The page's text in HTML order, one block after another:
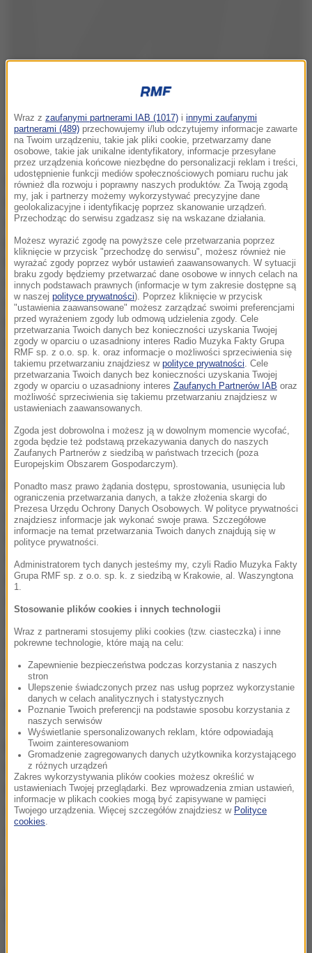
Waszyngtoński dziennik pisze w wyjątkowo długim
artykule redakcyjnym, że choć zwyczaj nakazuje
zaczekać z takimi ocenami kandydatów na
prezydenta do jesieni, to niekompetencja, arogancja,
kłamliwe usposobienie i temperament Trumpa każą
ostrzec przed nim czytelników natychmiast po
oficjalnym nominowaniu go przez Partię
Republikańską.Jego pogarda dla norm
konstytucyjnych może sprawić, że liczący dwa wieki
eksperyment (demokratycznych) mechanizmów
kontroli i równowagi (checks and balances") okaże się
bardziej kruchy niż przewidywaliśmy- ostrzega
"WP". Polityka oczerniania i dzielenia, jaką uprawia
Trump, może nadwerężyć więzi, które trzymały razem
ten różnorodny naród -czytamy w artykule
redakcyjnym.
Nic w curriculum vitae Trumpa nie pozwala sądzić, że
byłby on w stanie sprawnie funkcjonować w
Waszyngtonie. Został on umieszczony w rodzinnym
biznesie przez zamożnego ojca i kontynuował
epizodów, w których ratował on własną skórę
niszcząc ludzi, którzy mu zaufali -kontynuuje "WP".
Dziennik ostrzega dalej, że kandydat Republikanów
"żywi pogardę dla faktów", posługuje się notorycznie
kłamstwem i trudno powiedzieć, czy sam wierzy w
to, co opowiada, czy też wie, że kłamie, ale się tym
nie przejmuje.Trudno powiedzieć, która z tych cech
okazałaby się bardziej przerażająca u naczelnego
dowódcy sił zbrojnych USA
Wraz z zaufanymi partnerami IAB (1017) i innymi zaufanymi
partnerami (489) przechowujemy i/lub odczytujemy informacje zawarte
na Twoim urządzeniu, takie jak pliki cookie, przetwarzamy dane
osobowe, takie jak unikalne identyfikatory, informacje przesyłane
przez urządzenia końcowe niezbędne do personalizacji reklam i treści,
udostępnienie funkcji mediów społecznościowych pomiaru ruchu jak
również dla rozwoju i poprawny naszych produktów. Za Twoją zgodą
my, jak i partnerzy możemy wykorzystywać precyzyjne dane
geolokalizacyjne i identyfikację poprzez skanowanie urządzeń.
Przechodząc do serwisu zgadzasz się na wskazane działania.
Możesz wyrazić zgodę na powyższe cele przetwarzania poprzez
kliknięcie w przycisk "przechodzę do serwisu", możesz również nie
wyrażać zgody poprzez wybór ustawień zaawansowanych. W sytuacji
braku zgody będziemy przetwarzać dane osobowe w innych celach na
innych podstawach prawnych (informacje w tym zakresie dostępne są
w naszej polityce prywatności). Poprzez kliknięcie w przycisk
"ustawienia zaawansowane" możesz zarządzać swoimi preferencjami
przed wyrażeniem zgody lub odmową udzielenia zgody. Cele
przetwarzania Twoich danych bez konieczności uzyskania Twojej
zgody w oparciu o uzasadniony interes Radio Muzyka Fakty Grupa
RMF sp. z o.o. sp. k. oraz informacje o możliwości sprzeciwienia się
takiemu przetwarzaniu znajdziesz w polityce prywatności . Cele
przetwarzania Twoich danych bez konieczności uzyskania Twojej
zgody w oparciu o uzasadniony interes Zaufanych Partnerów IAB oraz
możliwość sprzeciwienia się takiemu przetwarzaniu znajdziesz w
ustawieniach zaawansowanych.
Zgoda jest dobrowolna i możesz ją w dowolnym momencie wycofać,
zgoda będzie też podstawą przekazywania danych do naszych
Zaufanych Partnerów z siedzibą w państwach trzecich (poza
Europejskim Obszarem Gospodarczym).
Ponadto masz prawo żądania dostępu, sprostowania, usunięcia lub
ograniczenia przetwarzania danych, a także złożenia skargi do
Prezesa Urzędu Ochrony Danych Osobowych. W polityce prywatności
znajdziesz informacje jak wykonać swoje prawa. Szczegółowe
informacje na temat przetwarzania Twoich danych znajdują się w
polityce prywatności.
Administratorem tych danych jesteśmy my, czyli Radio Muzyka Fakty
Grupa RMF sp. z o.o. sp. k. z siedzibą w Krakowie, al. Waszyngtona
1.
Stosowanie plików cookies i innych technologii
Wraz z partnerami stosujemy pliki cookies (tzw. ciasteczka) i inne
pokrewne technologie, które mają na celu:
Zapewnienie bezpieczeństwa podczas korzystania z naszych
stron
Ulepszenie świadczonych przez nas usług poprzez wykorzystanie
danych w celach analitycznych i statystycznych
Poznanie Twoich preferencji na podstawie sposobu korzystania z
naszych serwisów
Wyświetlanie spersonalizowanych reklam, które odpowiadają
Twoim zainteresowaniom
Gromadzenie zagregowanych danych użytkownika korzystającego
z różnych urządzeń
Zakres wykorzystywania plików cookies możesz określić w
ustawieniach Twojej przeglądarki. Bez wprowadzenia zmian ustawień,
informacje w plikach cookies mogą być zapisywane w pamięci
Twojego urządzenia. Więcej szczegółów znajdziesz w Polityce
cookies